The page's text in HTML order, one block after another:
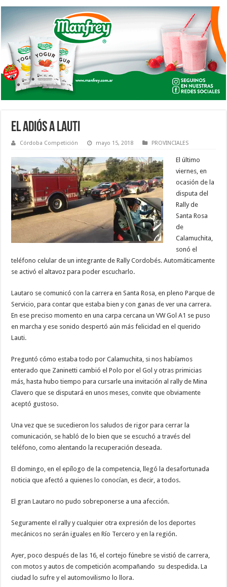
EL ADIÓS A LAUTI
Córdoba Competición mayo 15, 2018 PROVINCIALES
El último
viernes, en
ocasión de la
disputa del
Rally de
Santa Rosa
de
Calamuchita,
sonó el
teléfono celular de un integrante de Rally Cordobés. Automáticamente
se activó el altavoz para poder escucharlo.
Lautaro se comunicó con la carrera en Santa Rosa, en pleno Parque de
Servicio, para contar que estaba bien y con ganas de ver una carrera.
En ese preciso momento en una carpa cercana un VW Gol A1 se puso
en marcha y ese sonido despertó aún más felicidad en el querido
Lauti.
Preguntó cómo estaba todo por Calamuchita, si nos habíamos
enterado que Zaninetti cambió el Polo por el Gol y otras primicias
más, hasta hubo tiempo para cursarle una invitación al rally de Mina
Clavero que se disputará en unos meses, convite que obviamente
aceptó gustoso.
Una vez que se sucedieron los saludos de rigor para cerrar la
comunicación, se habló de lo bien que se escuchó a través del
teléfono, como alentando la recuperación deseada.
El domingo, en el epílogo de la competencia, llegó la desafortunada
noticia que afectó a quienes lo conocían, es decir, a todos.
El gran Lautaro no pudo sobreponerse a una afección.
Seguramente el rally y cualquier otra expresión de los deportes
mecánicos no serán iguales en Río Tercero y en la región.
Ayer, poco después de las 16, el cortejo fúnebre se vistió de carrera,
con motos y autos de competición acompañando su despedida. La
ciudad lo sufre y el automovilismo lo llora.